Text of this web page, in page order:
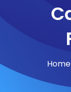
Home